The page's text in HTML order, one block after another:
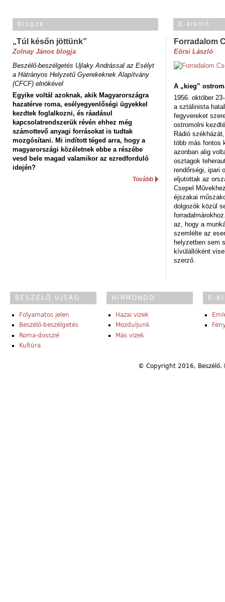
Blogok
„Túl későn jöttünk”
Zolnay János blogja
Beszélő-beszélgetés Ujlaky Andrással az Esélyt
a Hátrányos Helyzetű Gyerekeknek Alapítvány
(CFCF) elnökével
Egyike voltál azoknak, akik Magyarországra
hazatérve roma, esélyegyenlőségi ügyekkel
kezdtek foglalkozni, és ráadásul
kapcsolatrendszerük révén ehhez még
számottevő anyagi forrásokat is tudtak
mozgósítani. Mi indított téged arra, hogy a
magyarországi közéletnek ebbe a részébe
vesd bele magad valamikor az ezredforduló
idején?
Tovább
E-kikötő
Forradalom
Eörsi László
A „kieg”
1956. október
a sztálinista
fegyvereket
ostromolni
Rádió
több más fontos
azonban alig
osztagok
rendőrségi, ipari
eljutottak az
Csepel
éjszakai
dolgozók közül
az, hogy a
szemlélte az
helyzetben sem
kívülállóként
szerző.
BESZÉLŐ ÚJSÁG
Folyamatos jelen
Beszélő-beszélgetés
Roma-dosszié
Kultúra
HÍRMONDÓ
Hazai vizek
Mozduljunk
Más vizek
E-
© Copyright 2016,